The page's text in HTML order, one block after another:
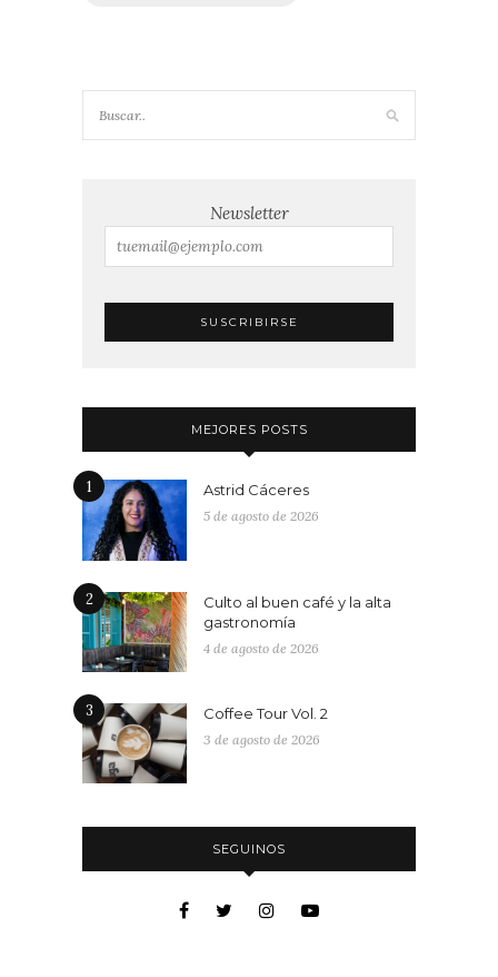
Newsletter
MEJORES POSTS
1 Astrid Cáceres
5 de agosto de 2026
2
Culto al buen café y la alta
gastronomía
4 de agosto de 2026
3 Coffee Tour Vol. 2
3 de agosto de 2026
SEGUINOS